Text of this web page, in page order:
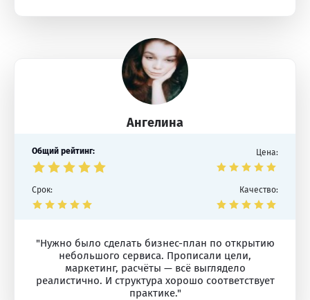
Ангелина
Общий рейтинг: Цена:
Срок: Качество:
"Нужно было сделать бизнес-план по открытию
небольшого сервиса. Прописали цели,
маркетинг, расчёты — всё выглядело
реалистично. И структура хорошо соответствует
практике."